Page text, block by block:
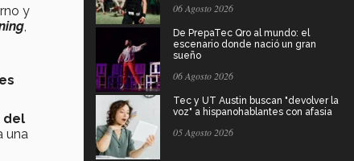
y
del
una
06 Agosto 2026
De PrepaTec Qro al mundo: el
escenario donde nació un gran
sueño
06 Agosto 2026
Tec y UT Austin buscan "devolver la
voz" a hispanohablantes con afasia
05 Agosto 2026